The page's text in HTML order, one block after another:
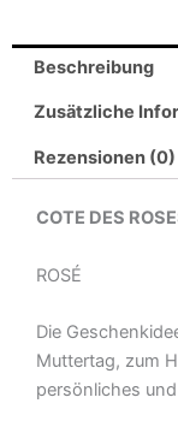
Gerard
Bertrand
des
2023/2024
trocken
Menge
Beschreibung
Zusätzliche
Rezensionen (0)
COTE DES
ROSÉ
Die
Muttertag, zum
persönliches